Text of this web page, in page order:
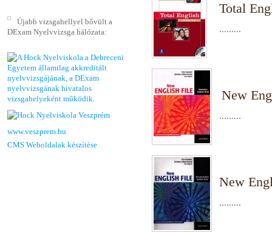
Újabb vizsgahellyel bővült a
DExam Nyelvvizsga hálózata:
www.veszprem.hu
CMS Weboldalak készítése
Total
.........
New
.........
New
.........